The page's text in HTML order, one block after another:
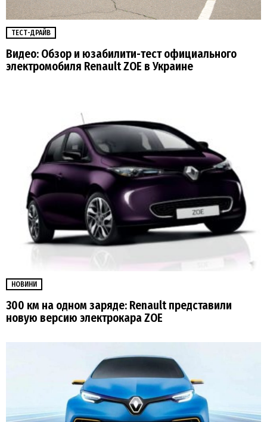
ТЕСТ-ДРАЙВ
Видео: Обзор и юзабилити-тест официального
электромобиля Renault ZOE в Украине
НОВИНИ
300 км на одном заряде: Renault представили
новую версию электрокара ZOE